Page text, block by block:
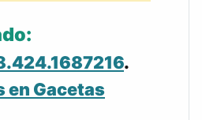
.
en Gacetas